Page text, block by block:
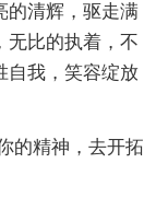
的清辉，驱走满
无比的执着，不
自我，笑容绽放
的精神，去开拓